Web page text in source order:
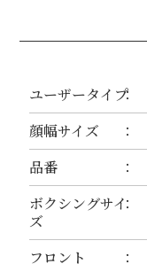
ユーザータイプ
顔幅サイズ
品番
ボクシングサイ
ズ
フロント